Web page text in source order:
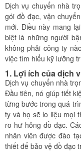
Dịch vụ chuyển nhà
gói đồ đạc, vận
mới. Điều này mang
biệt là những người
không phải công ty
việc tìm hiểu kỹ lưỡng
1. Lợi ích của dịch
Dịch vụ chuyển nhà
Đầu tiên, nó giúp tiết
từng bước trong quá
ty và họ sẽ lo liệu mọi
ro hư hỏng đồ đạc.
nhân viên được đào
thiết để bảo vệ đồ đạc